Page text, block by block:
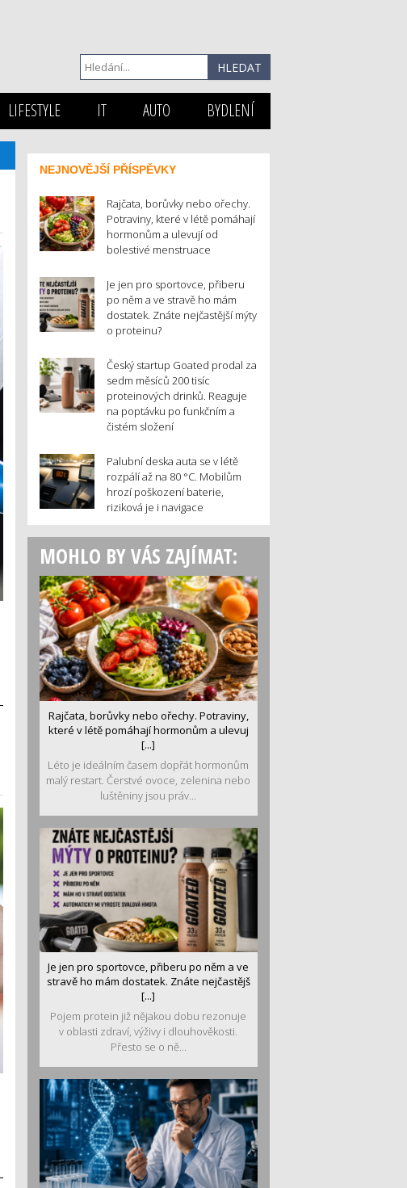
LIFESTYLE IT AUTO BYDLENÍ
NEJNOVĚJŠÍ PŘÍSPĚVKY
Rajčata, borůvky nebo ořechy.
Potraviny, které v létě pomáhají
hormonům a ulevují od
bolestivé menstruace
Je jen pro sportovce, přiberu
po něm a ve stravě ho mám
dostatek. Znáte nejčastější mýty
o proteinu?
Český startup Goated prodal za
sedm měsíců 200 tisíc
proteinových drinků. Reaguje
na poptávku po funkčním a
čistém složení
Palubní deska auta se v létě
rozpálí až na 80 °C. Mobilům
hrozí poškození baterie,
riziková je i navigace
MOHLO BY VÁS ZAJÍMAT:
Rajčata, borůvky nebo ořechy. Potraviny,
které v létě pomáhají hormonům a ulevuj
[...]
Léto je ideálním časem dopřát hormonům
malý restart. Čerstvé ovoce, zelenina nebo
luštěniny jsou práv...
Je jen pro sportovce, přiberu po něm a ve
stravě ho mám dostatek. Znáte nejčastějš
[...]
Pojem protein již nějakou dobu rezonuje
v oblasti zdraví, výživy i dlouhověkosti.
Přesto se o ně...